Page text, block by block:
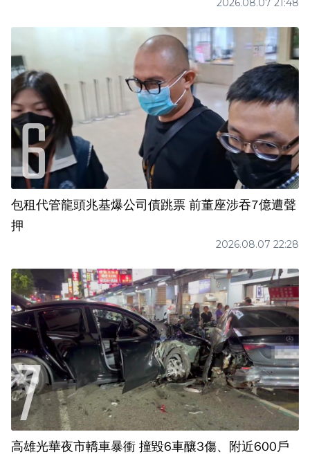
2026.08.07 21:48
包租代管龍頭兆基爆公司債跳票 前董座涉吞7億遭聲
押
2026.08.07 22:28
高雄光華夜市轎車暴衝 撞毀6車釀3傷、附近600戶